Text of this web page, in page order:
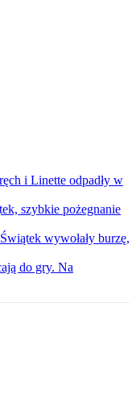
i Linette odpadły w
szybkie pożegnanie
wywołały burzę,
do gry. Na